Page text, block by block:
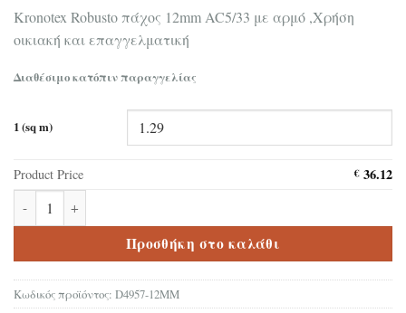
Kronotex Robusto πάχος 12mm AC5/33 με αρμό ,Χρήση
οικιακή και επαγγελματική
Διαθέσιμο κατόπιν παραγγελίας
1 (sq m)
Product Price €36.12
Δάπεδο Laminate Kronotex Robusto Premium Oak Brown D4957
Προσθήκη στο καλάθι
Κωδικός προϊόντος: D4957-12MM